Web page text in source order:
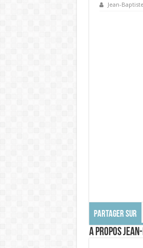
Jean-Baptiste
PARTAGER SUR
A propos